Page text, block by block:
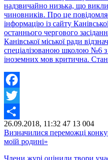
надзвичайно низька, що
чиновників. Про це
інформацію із сайту
останнього чергового
Канівської міської ради
спеціалізованою школою №6
іноземних мов критична.
Facebook
Twitter
Share
26.09.2018, 11:32 47 13 004
Визначилися переможці
моїй родині»
Члени журі оцінили твори